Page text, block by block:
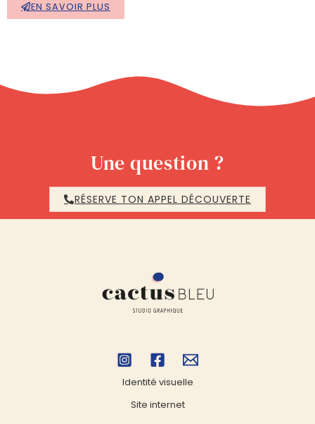
EN SAVOIR PLUS
Une question ?
RÉSERVE TON APPEL DÉCOUVERTE
Identité visuelle
Site internet